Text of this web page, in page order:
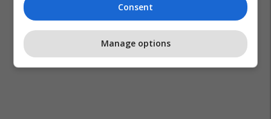
Consent
Manage options